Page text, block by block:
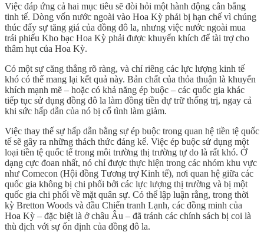
Việc đáp ứng cả hai mục tiêu sẽ đòi hỏi một hành động cân bằng
tinh tế. Dòng vốn nước ngoài vào Hoa Kỳ phải bị hạn chế vì chúng
thúc đẩy sự tăng giá của đồng đô la, nhưng việc nước ngoài mua
trái phiếu Kho bạc Hoa Kỳ phải được khuyến khích để tài trợ cho
thâm hụt của Hoa Kỳ.
Có một sự căng thẳng rõ ràng, và chỉ riêng các lực lượng kinh tế
khó có thể mang lại kết quả này. Bản chất của thỏa thuận là khuyến
khích mạnh mẽ – hoặc có khả năng ép buộc – các quốc gia khác
tiếp tục sử dụng đồng đô la làm đồng tiền dự trữ thống trị, ngay cả
khi sức hấp dẫn của nó bị cố tình làm giảm.
Việc thay thế sự hấp dẫn bằng sự ép buộc trong quan hệ tiền tệ quốc
tế sẽ gây ra những thách thức đáng kể. Việc ép buộc sử dụng một
loại tiền tệ quốc tế trong môi trường thị trường tự do là rất khó. Ở
dạng cực đoan nhất, nó chỉ được thực hiện trong các nhóm khu vực
như Comecon (Hội đồng Tương trợ Kinh tế), nơi quan hệ giữa các
quốc gia không bị chi phối bởi các lực lượng thị trường và bị một
quốc gia chi phối về mặt quân sự. Có thể lập luận rằng, trong thời
kỳ Bretton Woods và đầu Chiến tranh Lạnh, các đồng minh của
Hoa Kỳ – đặc biệt là ở châu Âu – đã tránh các chính sách bị coi là
thù địch với sự ổn định của đồng đô la.